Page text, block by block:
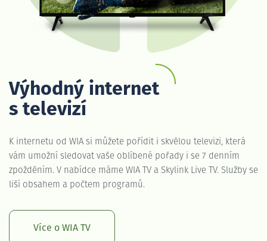
Výhodný internet
s televizí
K internetu od WIA si můžete pořídit i skvělou televizi, která
vám umožní sledovat vaše oblíbené pořady i se 7 denním
zpožděním. V nabídce máme WIA TV a Skylink Live TV. Služby se
liší obsahem a počtem programů.
Více o WIA TV